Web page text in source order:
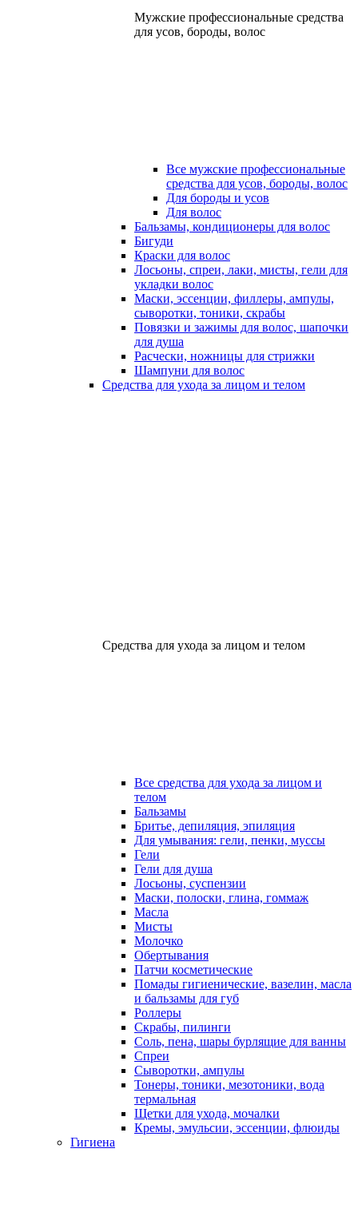
Мужские профессиональные средства
для усов, бороды, волос
Все мужские профессиональные
средства для усов, бороды, волос
Для бороды и усов
Для волос
Бальзамы, кондиционеры для волос
Бигуди
Краски для волос
Лосьоны, спреи, лаки, мисты, гели для
укладки волос
Маски, эссенции, филлеры, ампулы,
сыворотки, тоники, скрабы
Повязки и зажимы для волос, шапочки
для душа
Расчески, ножницы для стрижки
Шампуни для волос
Средства для ухода за лицом и телом
Средства для ухода за лицом и телом
Все средства для ухода за лицом и
телом
Бальзамы
Бритье, депиляция, эпиляция
Для умывания: гели, пенки, муссы
Гели
Гели для душа
Лосьоны, суспензии
Маски, полоски, глина, гоммаж
Масла
Мисты
Молочко
Обертывания
Патчи косметические
Помады гигиенические, вазелин, масла
и бальзамы для губ
Роллеры
Скрабы, пилинги
Соль, пена, шары бурлящие для ванны
Спреи
Сыворотки, ампулы
Тонеры, тоники, мезотоники, вода
термальная
Щетки для ухода, мочалки
Кремы, эмульсии, эссенции, флюиды
Гигиена